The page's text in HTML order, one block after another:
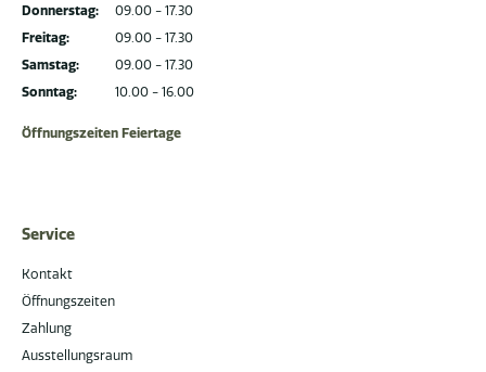
Donnerstag:
Freitag:
Samstag:
Sonntag:
09.00 - 17.30
09.00 - 17.30
09.00 - 17.30
10.00 - 16.00
Öffnungszeiten Feiertage
Service
Kontakt
Öffnungszeiten
Zahlung
Ausstellungsraum